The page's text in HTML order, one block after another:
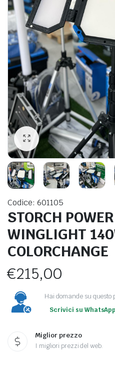
Codice: 601105
STORCH
WINGLIGHT
COLORCHANGE
€215,00
Hai domande su questo
Scrivici su WhatsApp
Miglior prezzo
I migliori prezzi del web.